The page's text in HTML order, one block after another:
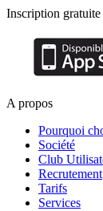
Inscription
A propos
Pourquoi
Société
Club
Recrutement
Tarifs
Services